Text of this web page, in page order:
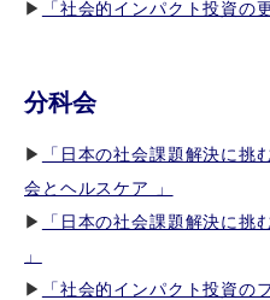
▶
「社会的インパクト投資の
分科会
▶
「日本の社会課題解決に
会とヘルスケア 」
▶
「日本の社会課題解決に
」
▶
「社会的インパクト投資の